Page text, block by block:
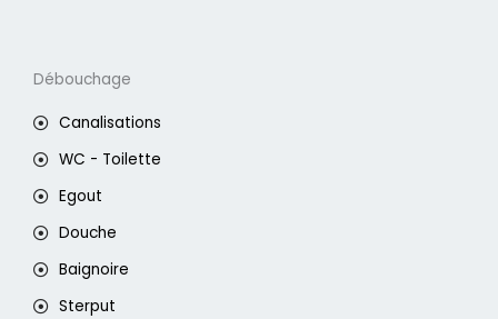
Débouchage
Canalisations
WC - Toilette
Egout
Douche
Baignoire
Sterput